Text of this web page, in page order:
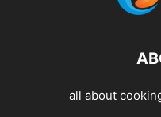
all about